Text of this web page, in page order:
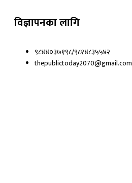
विज्ञापनका लागि
९८४४०३७१९८/९८१४८३५५४२
thepublictoday2070@gmail.com